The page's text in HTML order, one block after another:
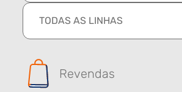
TODAS AS LINHAS
Revendas